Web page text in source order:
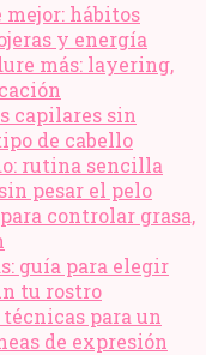
hábitos
y energía
más: layering,
capilares sin
de cabello
rutina sencilla
pesar el pelo
controlar grasa,
guía para elegir
tu rostro
para un
de expresión